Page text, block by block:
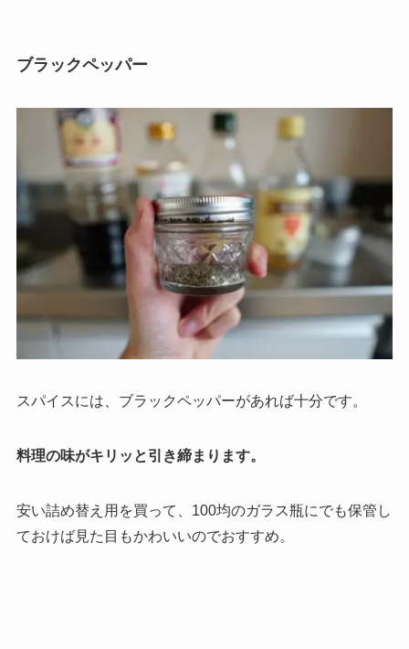
ブラックペッパー
スパイスには、ブラックペッパーがあれば十分です。
料理の味がキリッと引き締まります。
安い詰め替え用を買って、100均のガラス瓶にでも保管し
ておけば見た目もかわいいのでおすすめ。